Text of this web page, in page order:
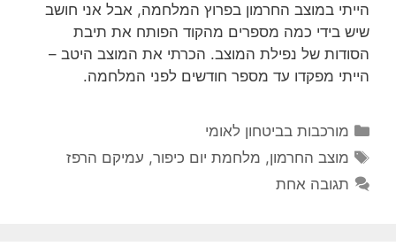
הייתי במוצב החרמון בפרוץ המלחמה, אבל אני חושב
שיש בידי כמה מספרים מהקוד הפותח את תיבת
הסודות של נפילת המוצב. הכרתי את המוצב היטב –
הייתי מפקדו עד מספר חודשים לפני המלחמה.
קטגוריות
מורכבות בביטחון לאומי
תגיות
מוצב החרמון, מלחמת יום כיפור, עמיקם הרפז
תגובה אחת